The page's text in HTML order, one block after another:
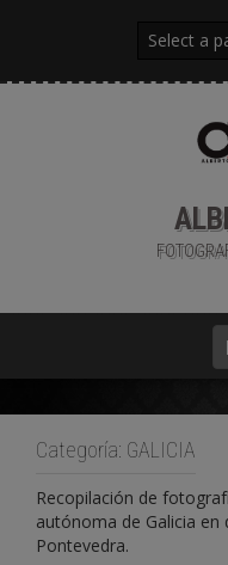
Categoría: GALICIA
Recopilación de
autónoma de Galicia en
Pontevedra.